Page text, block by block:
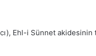
Ehl-i Sünnet